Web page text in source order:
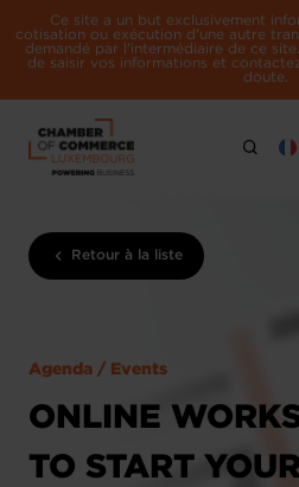
Ce site a un but exclusivement
cotisation ou exécution d'une autre
demandé par l'intermédiaire de ce
de saisir vos informations et
doute.
Retour à la liste
Agenda / Events
ONLINE
TO START